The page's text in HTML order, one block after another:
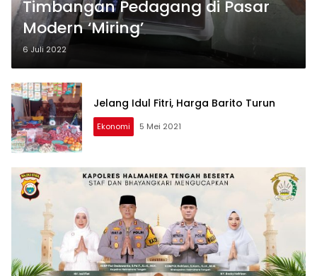
Timbangan Pedagang di Pasar
Modern ‘Miring’
6 Juli 2022
Jelang Idul Fitri, Harga Barito Turun
Ekonomi 5 Mei 2021